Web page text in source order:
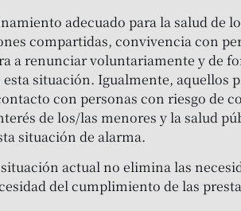
adecuado para la salud de
compartidas, convivencia con
a renunciar voluntariamente y de
situación. Igualmente, aquellos
con personas con riesgo de
de los/las menores y la salud
situación de alarma.
actual no elimina las
del cumplimiento de las